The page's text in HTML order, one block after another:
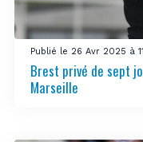
Publié le 26 Avr 2025 à
Brest privé de sept
Marseille